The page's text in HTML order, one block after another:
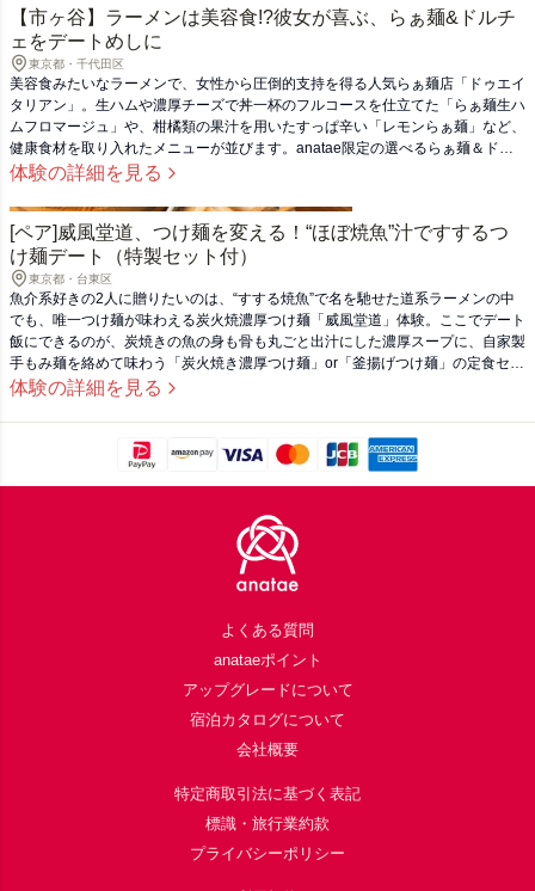
【市ヶ谷】ラーメンは美容食!?彼女が喜ぶ、らぁ麺&ドルチ
ェをデートめしに
東京都・千代田区
美容食みたいなラーメンで、女性から圧倒的支持を得る人気らぁ麺店「ドゥエイ
タリアン」。生ハムや濃厚チーズで丼一杯のフルコースを仕立てた「らぁ麺生ハ
ムフロマージュ」や、柑橘類の果汁を用いたすっぱ辛い「レモンらぁ麺」など、
健康食材を取り入れたメニューが並びます。anatae限定の選べるらぁ麺＆ドル
チェペアセットで、キレイも欲張る女子会やデートを！（※ご提供メニューは予
体験の詳細を見る
[ペア]威風堂道、つけ麺を変える！“ほぼ焼魚”汁ですするつ
け麺デート（特製セット付）
東京都・台東区
魚介系好きの2人に贈りたいのは、“すする焼魚”で名を馳せた道系ラーメンの中
でも、唯一つけ麺が味わえる炭火焼濃厚つけ麺「威風堂道」体験。ここでデート
飯にできるのが、炭焼きの魚の身も骨も丸ごと出汁にした濃厚スープに、自家製
手もみ麺を絡めて味わう「炭火焼き濃厚つけ麺」or「釜揚げつけ麺」の定食セッ
トです。特製セット「岩中豚のローストポーク2枚、トリュフ煮卵1個、板海苔3
体験の詳細を見る
よくある質問
anataeポイント
アップグレードについて
宿泊カタログについて
会社概要
特定商取引法に基づく表記
標識・旅行業約款
プライバシーポリシー